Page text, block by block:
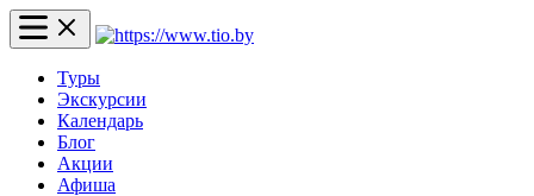
Туры
Экскурсии
Календарь
Блог
Акции
Афиша